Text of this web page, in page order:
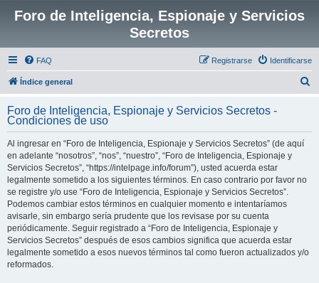
Foro de Inteligencia, Espionaje y Servicios
Secretos
FAQ Identificarse
Registrarse
Índice general
c
Foro de Inteligencia, Espionaje y Servicios Secretos -
Condiciones de uso
Al ingresar en “Foro de Inteligencia, Espionaje y Servicios Secretos” (de aquí
en adelante “nosotros”, “nos”, “nuestro”, “Foro de Inteligencia, Espionaje y
Servicios Secretos”, “https://intelpage.info/forum”), usted acuerda estar
legalmente sometido a los siguientes términos. En caso contrario por favor no
se registre y/o use “Foro de Inteligencia, Espionaje y Servicios Secretos”.
Podemos cambiar estos términos en cualquier momento e intentaríamos
avisarle, sin embargo sería prudente que los revisase por su cuenta
periódicamente. Seguir registrado a “Foro de Inteligencia, Espionaje y
Servicios Secretos” después de esos cambios significa que acuerda estar
legalmente sometido a esos nuevos términos tal como fueron actualizados y/o
reformados.